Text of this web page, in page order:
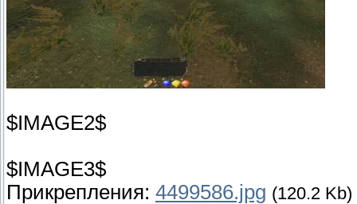
$IMAGE2$
$IMAGE3$
Прикрепления: 4499586.jpg (120.2 Kb)